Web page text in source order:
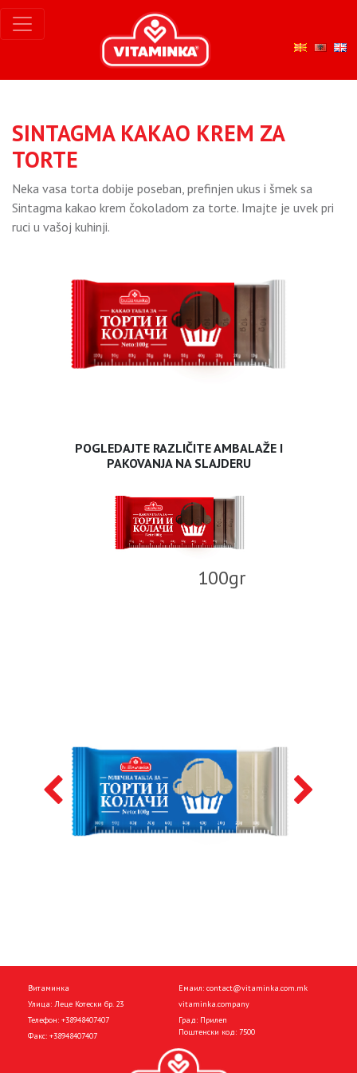
SINTAGMA KAKАO KREM ZA
TORTE
Neka vasa torta dobije poseban, prefinjen ukus i šmek sa
Sintagma kakao krem čokoladom za torte. Imajte je uvek pri
ruci u vašoj kuhinji.
POGLEDAJTE RAZLIČITE AMBALAŽE I
PAKOVANJA NA SLAJDERU
100gr
Витаминка
Улица: Леце Котески бр. 23
Телефон: +38948407407
Факс: +38948407407
Емаил: contact@vitaminka.com.mk
vitaminka.company
Град: Прилеп
Поштенски код: 7500